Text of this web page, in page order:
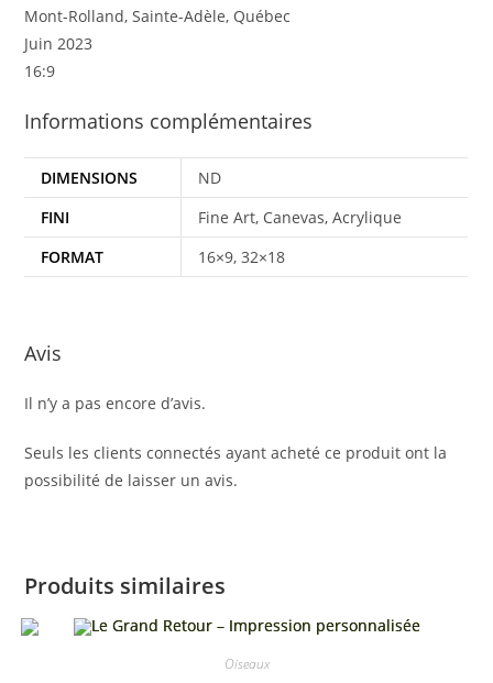
Mont-Rolland, Sainte-Adèle, Québec
Juin 2023
16:9
Informations complémentaires
DIMENSIONS
ND
FINI
Fine Art, Canevas, Acrylique
FORMAT
16×9, 32×18
Avis
Il n’y a pas encore d’avis.
Seuls les clients connectés ayant acheté ce produit ont la
possibilité de laisser un avis.
Produits similaires
Oiseaux